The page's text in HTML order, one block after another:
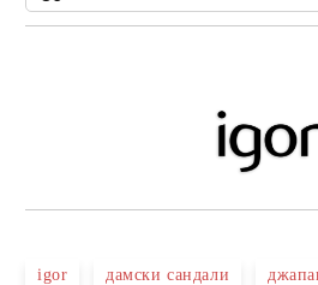
igor дамски сандали